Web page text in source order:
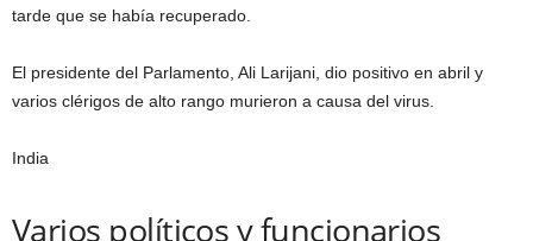
tarde que se había recuperado.
El presidente del Parlamento, Ali Larijani, dio positivo en abril y
varios clérigos de alto rango murieron a causa del virus.
India
Varios políticos y funcionarios